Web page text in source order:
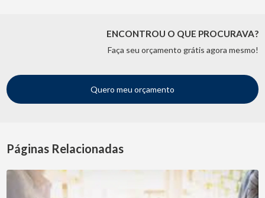
ENCONTROU O QUE PROCURAVA?
Faça seu orçamento grátis agora mesmo!
Quero meu orçamento
Páginas Relacionadas